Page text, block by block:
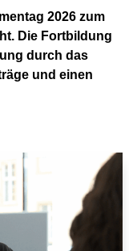
2026 zum
Die Fortbildung
durch das
und einen